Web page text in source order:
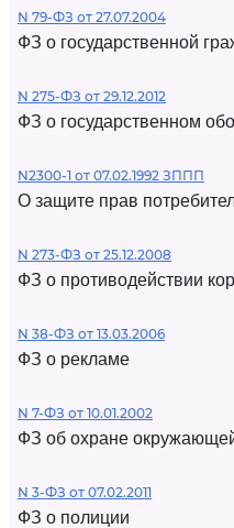
N 79-ФЗ от 27.07.2004
ФЗ о государственной
N 275-ФЗ от 29.12.2012
ФЗ о государственном
N2300-1 от 07.02.1992 ЗППП
О защите прав
N 273-ФЗ от 25.12.2008
ФЗ о противодействии
N 38-ФЗ от 13.03.2006
ФЗ о рекламе
N 7-ФЗ от 10.01.2002
ФЗ об охране
N 3-ФЗ от 07.02.2011
ФЗ о полиции